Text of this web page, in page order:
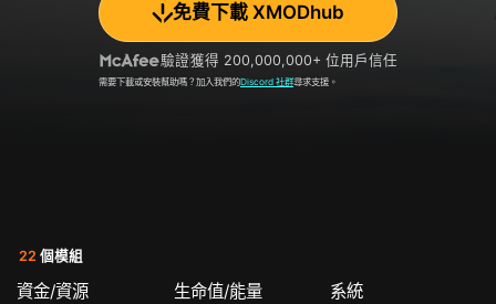
免費下載 XMODhub
驗證獲得 200,000,000+ 位用戶信任
需要下載或安裝幫助嗎？加入我們的Discord 社群尋求支援。
22 個模組
資金/資源 生命值/能量 系統